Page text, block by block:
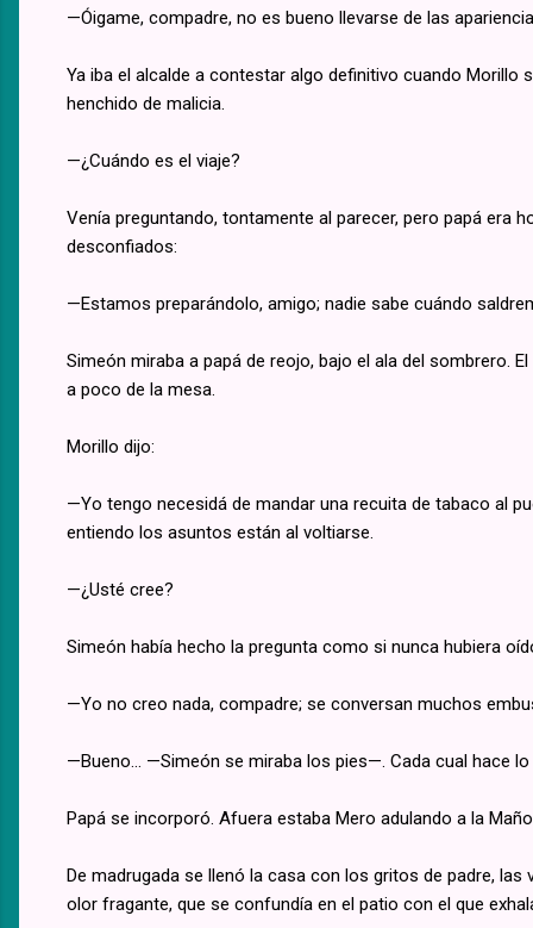
—Óigame, compadre, no es bueno llevarse de las
Ya iba el alcalde a contestar algo definitivo cuando Morillo
henchido de malicia.
—¿Cuándo es el viaje?
Venía preguntando, tontamente al parecer, pero papá era
desconfiados:
—Estamos preparándolo, amigo; nadie sabe cuándo
Simeón miraba a papá de reojo, bajo el ala del sombrero.
a poco de la mesa.
Morillo dijo:
—Yo tengo necesidá de mandar una recuita de tabaco al
entiendo los asuntos están al voltiarse.
—¿Usté cree?
Simeón había hecho la pregunta como si nunca hubiera
—Yo no creo nada, compadre; se conversan muchos
—Bueno... —Simeón se miraba los pies—. Cada cual hace lo
Papá se incorporó. Afuera estaba Mero adulando a la
De madrugada se llenó la casa con los gritos de padre,
olor fragante, que se confundía en el patio con el que